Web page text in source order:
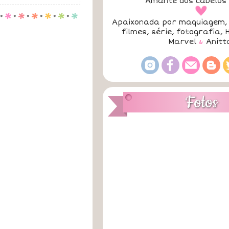
. p . p . p . p . p . p
a
Apaixonada por maquiagem,
filmes, série, fotografia,
Marvel &
Fotos